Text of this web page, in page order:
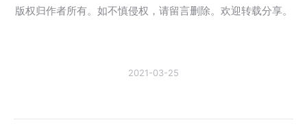
版权归作者所有。如不慎侵权，请留言删除。欢迎转载分享。
2021-03-25